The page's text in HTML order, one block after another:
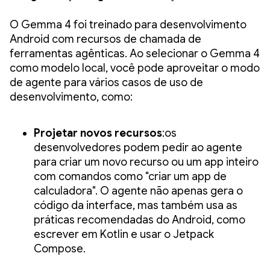
O Gemma 4 foi treinado para desenvolvimento
Android com recursos de chamada de
ferramentas agênticas. Ao selecionar o Gemma 4
como modelo local, você pode aproveitar o modo
de agente para vários casos de uso de
desenvolvimento, como:
Projetar novos recursos:os
desenvolvedores podem pedir ao agente
para criar um novo recurso ou um app inteiro
com comandos como "criar um app de
calculadora". O agente não apenas gera o
código da interface, mas também usa as
práticas recomendadas do Android, como
escrever em Kotlin e usar o Jetpack
Compose.